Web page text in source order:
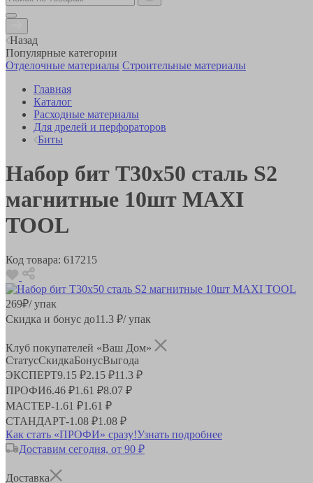
Назад
Популярные категории
Отделочные материалы Строительные материалы
Главная
Каталог
Расходные материалы
Для дрелей и перфораторов
Биты
Набор бит Т30х50 сталь S2
магнитные 10шт MAXI
TOOL
Код товара: 617215
269₽/ упак
Скидка и бонус до11.3 ₽/ упак
Клуб покупателей «Ваш Дом»
СтатусСкидкаБонусВыгода
ЭКСПЕРТ9.15 ₽2.15 ₽11.3 ₽
ПРОФИ6.46 ₽1.61 ₽8.07 ₽
МАСТЕР-1.61 ₽1.61 ₽
СТАНДАРТ-1.08 ₽1.08 ₽
Как стать «ПРОФИ» сразу!Узнать подробнее
Доставим сегодня, от 90 ₽
Доставка